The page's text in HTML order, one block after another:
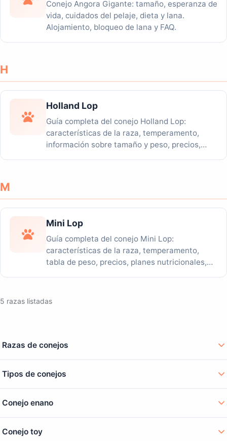
Conejo Angora Gigante: tamaño, esperanza de
vida, cuidados del pelaje, dieta y lana.
Alojamiento, bloqueo de lana y FAQ.
H
Holland Lop
Guía completa del conejo Holland Lop:
características de la raza, temperamento,
información sobre tamaño y peso, precios,
M
Mini Lop
Guía completa del conejo Mini Lop:
características de la raza, temperamento,
tabla de peso, precios, planes nutricionales,
5 razas listadas
Razas de conejos
Tipos de conejos
Conejo enano
Conejo toy